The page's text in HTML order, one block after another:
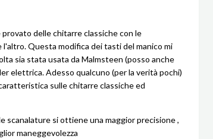
delle chitarre classiche con le
Questa modifica dei tasti del manico mi
sia stata usata da Malmsteen (posso anche
elettrica. Adesso qualcuno (per la verità pochi)
sulle chitarre classiche ed
scanalature si ottiene una maggior precisione ,
maneggevolezza